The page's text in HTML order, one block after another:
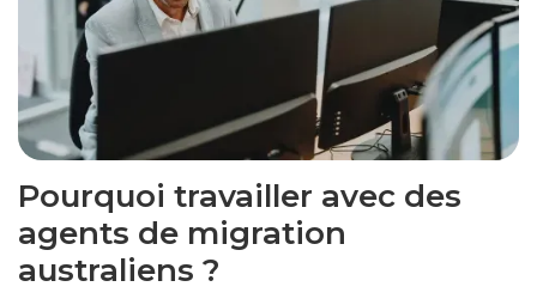
Pourquoi travailler avec des
agents de migration
australiens ?